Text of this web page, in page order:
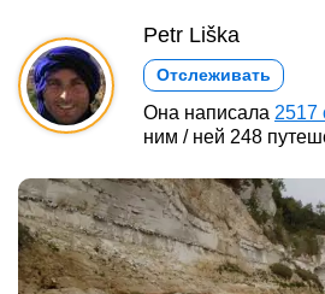
Petr Liška
Отслеживать
Она написала 2517
ним / ней 248